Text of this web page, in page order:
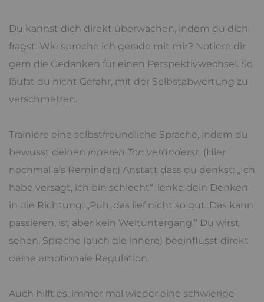
Du kannst dich direkt überwachen, indem du dich
fragst: Wie spreche ich gerade mit mir? Notiere dir
gern die Gedanken für einen Perspektivwechsel. So
läufst du nicht Gefahr, mit der Selbstabwertung zu
verschmelzen.
Trainiere eine selbstfreundliche Sprache, indem du
bewusst deinen inneren Ton veränderst. (Hier
nochmal als Reminder:) Anstatt dass du denkst: „Ich
habe versagt, ich bin schlecht“, lenke dein Denken
in die Richtung: „Puh, das lief nicht so gut. Das kann
passieren, ist aber kein Weltuntergang.“ Du wirst
sehen, Sprache (auch die innere) beeinflusst direkt
deine emotionale Regulation.
Auch hilft es, immer mal wieder eine schwierige